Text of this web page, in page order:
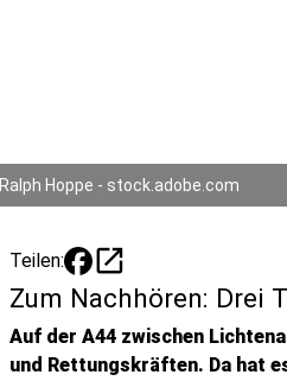
Ralph Hoppe - stock.adobe.com
Teilen: open_in_new
Zum Nachhören: Drei
Auf der A44 zwischen
und Rettungskräften. Da hat